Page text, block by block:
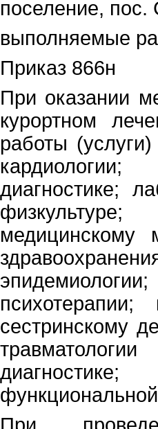
поселение, пос.
выполняемые
Приказ 866н
При оказании
курортном
работы (услуги)
диагностике;
медицинскому
психотерапии;
сестринскому